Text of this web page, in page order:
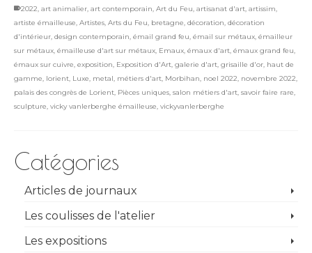
2022, art animalier, art contemporain, Art du Feu, artisanat d'art, artissim,
artiste émailleuse, Artistes, Arts du Feu, bretagne, décoration, décoration
d'intérieur, design contemporain, émail grand feu, émail sur métaux, émailleur
sur métaux, émailleuse d'art sur métaux, Emaux, émaux d'art, émaux grand feu,
émaux sur cuivre, exposition, Exposition d'Art, galerie d'art, grisaille d'or, haut de
gamme, lorient, Luxe, metal, métiers d'art, Morbihan, noel 2022, novembre 2022,
palais des congrès de Lorient, Pièces uniques, salon métiers d'art, savoir faire rare,
sculpture, vicky vanlerberghe émailleuse, vickyvanlerberghe
Catégories
Articles de journaux
Les coulisses de l'atelier
Les expositions